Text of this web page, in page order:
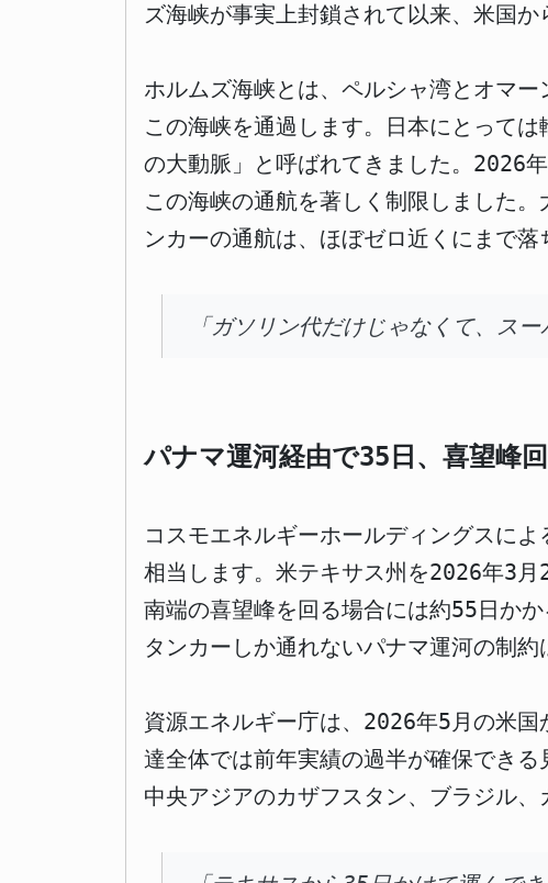
ズ海峡が事実上封鎖されて以来、米国
ホルムズ海峡とは、ペルシャ湾とオマ
この海峡を通過します。日本にとって
の大動脈」と呼ばれてきました。2026
この海峡の通航を著しく制限しました
ンカーの通航は、ほぼゼロ近くにまで落
「ガソリン代だけじゃなくて、ス
パナマ運河経由で35日、喜望峰
コスモエネルギーホールディングスに
相当します。米テキサス州を2026年3
南端の喜望峰を回る場合には約55日か
タンカーしか通れないパナマ運河の制
資源エネルギー庁は、2026年5月の米
達全体では前年実績の過半が確保でき
中央アジアのカザフスタン、ブラジル、